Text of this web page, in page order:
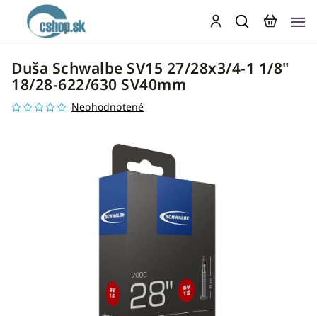
Duša Schwalbe SV15 27/28x3/4-1 1/8"
18/28-622/630 SV40mm
Neohodnotené